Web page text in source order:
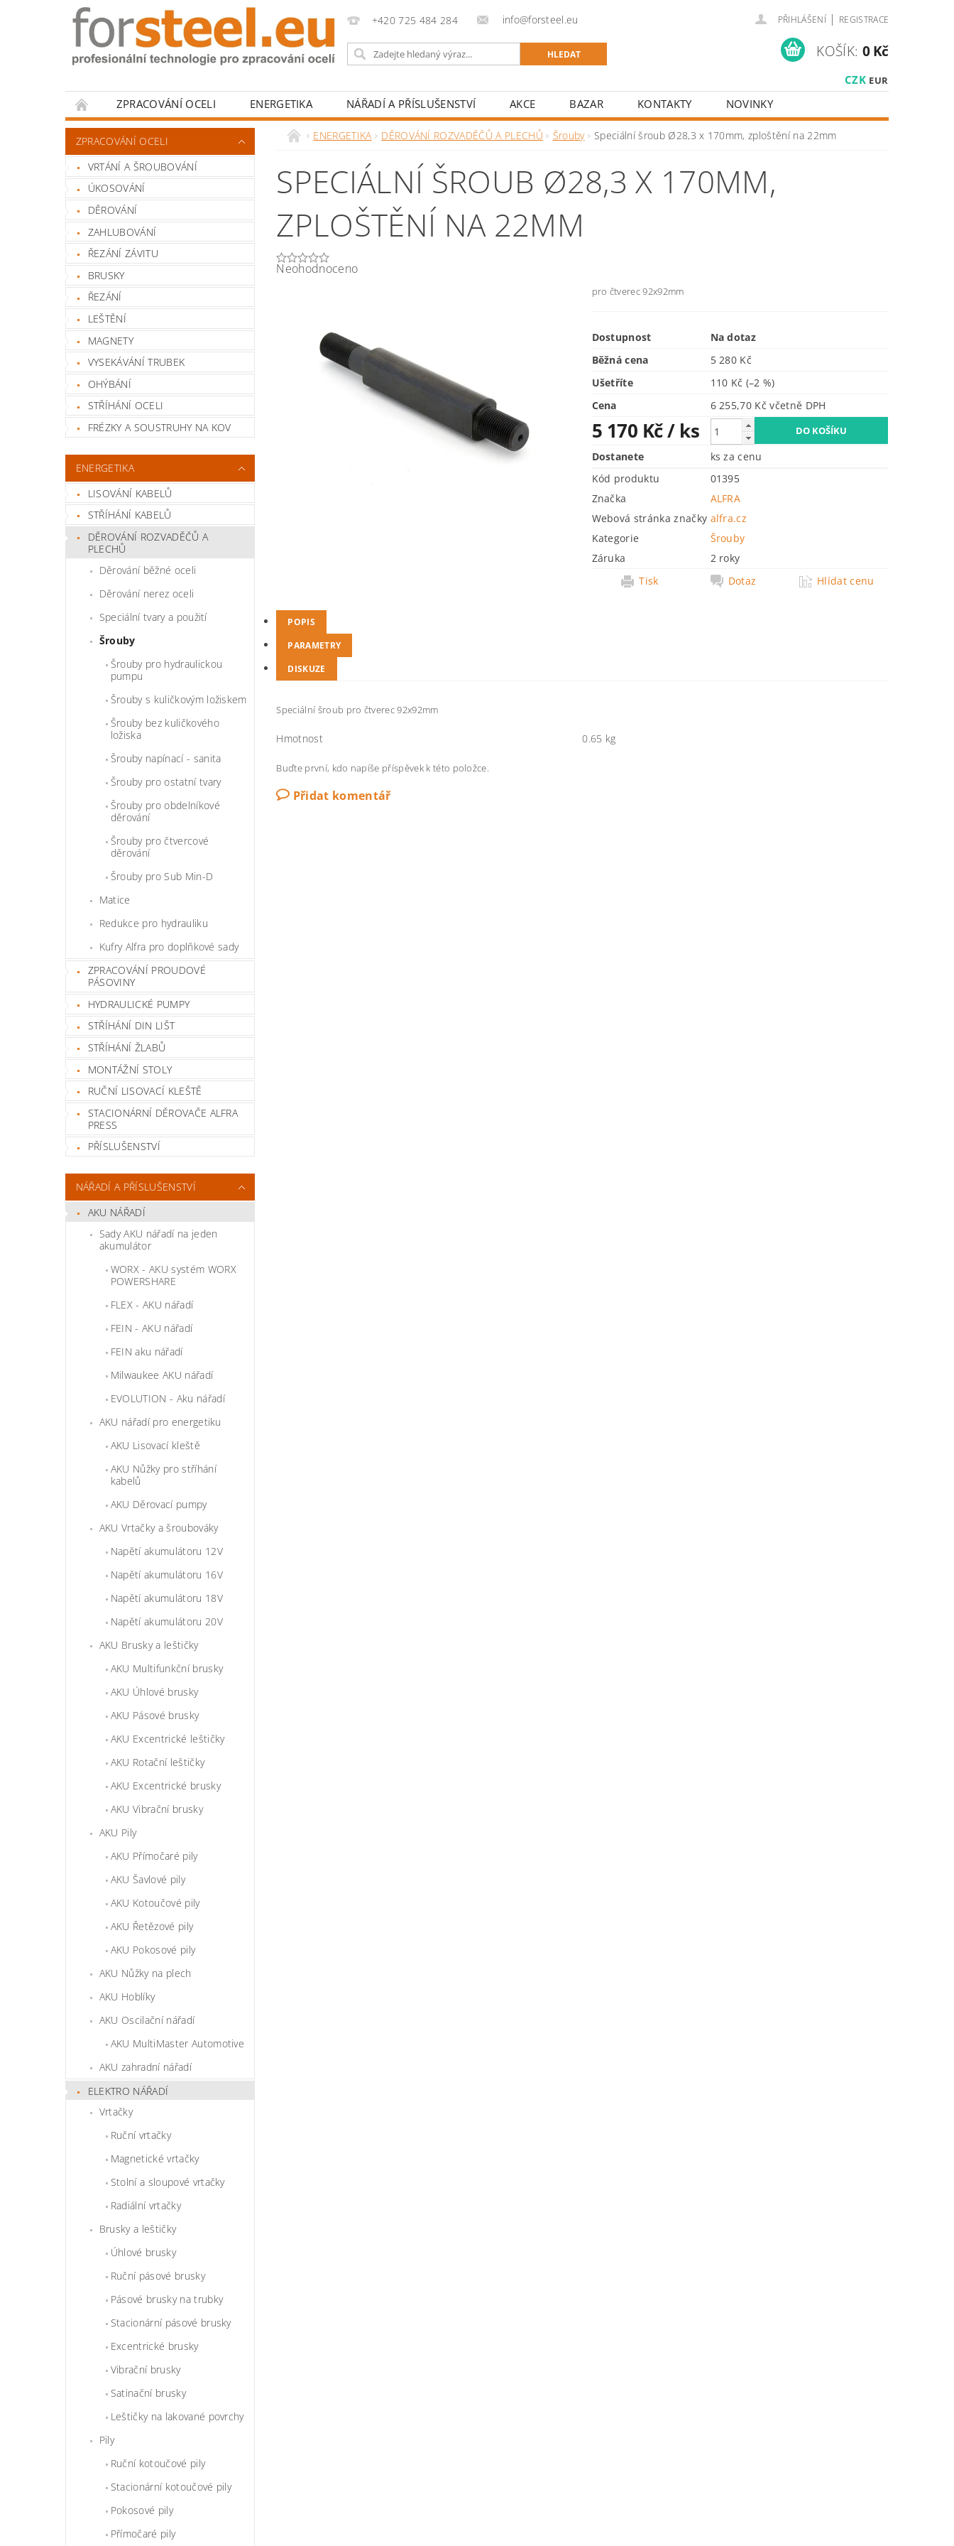
+420 725 484 284 info@forsteel.eu PŘIHLÁŠENÍ | REGISTRACE
CZK EUR
KOŠÍK: 0 Kč
ZPRACOVÁNÍ OCELI ENERGETIKA NÁŘADÍ A PŘÍSLUŠENSTVÍ AKCE BAZAR KONTAKTY
NOVINKY
HODNOCENÍ OBCHODU
ZPRACOVÁNÍ OCELI
VRTÁNÍ A ŠROUBOVÁNÍ
ÚKOSOVÁNÍ
DĚROVÁNÍ
ZAHLUBOVÁNÍ
ŘEZÁNÍ ZÁVITU
BRUSKY
ŘEZÁNÍ
LEŠTĚNÍ
MAGNETY
VYSEKÁVÁNÍ TRUBEK
OHÝBÁNÍ
STŘÍHÁNÍ OCELI
FRÉZKY A SOUSTRUHY NA KOV
ENERGETIKA
LISOVÁNÍ KABELŮ
STŘÍHÁNÍ KABELŮ
DĚROVÁNÍ ROZVADĚČŮ A
PLECHŮ
Děrování běžné oceli
Děrování nerez oceli
Speciální tvary a použití
Šrouby
Šrouby pro hydraulickou
pumpu
Šrouby s kuličkovým ložiskem
Šrouby bez kuličkového
ložiska
Šrouby napínací - sanita
Šrouby pro ostatní tvary
Šrouby pro obdelníkové
děrování
Šrouby pro čtvercové
děrování
Šrouby pro Sub Min-D
Matice
Redukce pro hydrauliku
Kufry Alfra pro doplňkové sady
ZPRACOVÁNÍ PROUDOVÉ
PÁSOVINY
HYDRAULICKÉ PUMPY
STŘÍHÁNÍ DIN LIŠT
STŘÍHÁNÍ ŽLABŮ
MONTÁŽNÍ STOLY
RUČNÍ LISOVACÍ KLEŠTĚ
STACIONÁRNÍ DĚROVAČE ALFRA
PRESS
PŘÍSLUŠENSTVÍ
NÁŘADÍ A PŘÍSLUŠENSTVÍ
AKU NÁŘADÍ
Sady AKU nářadí na jeden
akumulátor
WORX - AKU systém WORX
POWERSHARE
FLEX - AKU nářadí
FEIN - AKU nářadí
FEIN aku nářadí
Milwaukee AKU nářadí
EVOLUTION - Aku nářadí
AKU nářadí pro energetiku
AKU Lisovací kleště
AKU Nůžky pro stříhání
kabelů
AKU Děrovací pumpy
AKU Vrtačky a šroubováky
Napětí akumulátoru 12V
Napětí akumulátoru 16V
Napětí akumulátoru 18V
Napětí akumulátoru 20V
AKU Brusky a leštičky
AKU Multifunkční brusky
AKU Úhlové brusky
AKU Pásové brusky
AKU Excentrické leštičky
AKU Rotační leštičky
AKU Excentrické brusky
AKU Vibrační brusky
AKU Pily
AKU Přímočaré pily
AKU Šavlové pily
AKU Kotoučové pily
AKU Řetězové pily
AKU Pokosové pily
AKU Nůžky na plech
AKU Hoblíky
AKU Oscilační nářadí
AKU MultiMaster Automotive
AKU zahradní nářadí
ELEKTRO NÁŘADÍ
Vrtačky
Ruční vrtačky
Magnetické vrtačky
Stolní a sloupové vrtačky
Radiální vrtačky
Brusky a leštičky
Úhlové brusky
Ruční pásové brusky
Pásové brusky na trubky
Stacionární pásové brusky
Excentrické brusky
Vibrační brusky
Satinační brusky
Leštičky na lakované povrchy
Pily
Ruční kotoučové pily
Stacionární kotoučové pily
Pokosové pily
Přímočaré pily
ENERGETIKA DĚROVÁNÍ ROZVADĚČŮ A PLECHŮ Šrouby Speciální šroub Ø28,3 x 170mm, zploštění na 22mm
SPECIÁLNÍ ŠROUB Ø28,3 X 170MM,
ZPLOŠTĚNÍ NA 22MM
Neohodnoceno
pro čtverec 92x92mm
Dostupnost
Na dotaz
Běžná cena
5 280 Kč
Ušetříte
110 Kč (–2 %)
Cena
6 255,70 Kč včetně DPH
5 170 Kč/ ks
Dostanete
ks za cenu
Kód produktu
01395
Značka
ALFRA
Webová stránka značky alfra.cz
Kategorie
Šrouby
Záruka
2 roky
Tisk
Dotaz Hlídat cenu
POPIS
PARAMETRY
DISKUZE
Speciální šroub pro čtverec 92x92mm
Hmotnost 0.65 kg
Buďte první, kdo napíše příspěvek k této položce.
Přidat komentář